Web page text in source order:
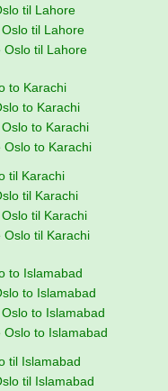
til Lahore
til Lahore
Oslo til Lahore
to Karachi
to Karachi
to Karachi
Oslo to Karachi
til Karachi
til Karachi
til Karachi
Oslo til Karachi
to Islamabad
to Islamabad
to Islamabad
Oslo to Islamabad
til Islamabad
til Islamabad